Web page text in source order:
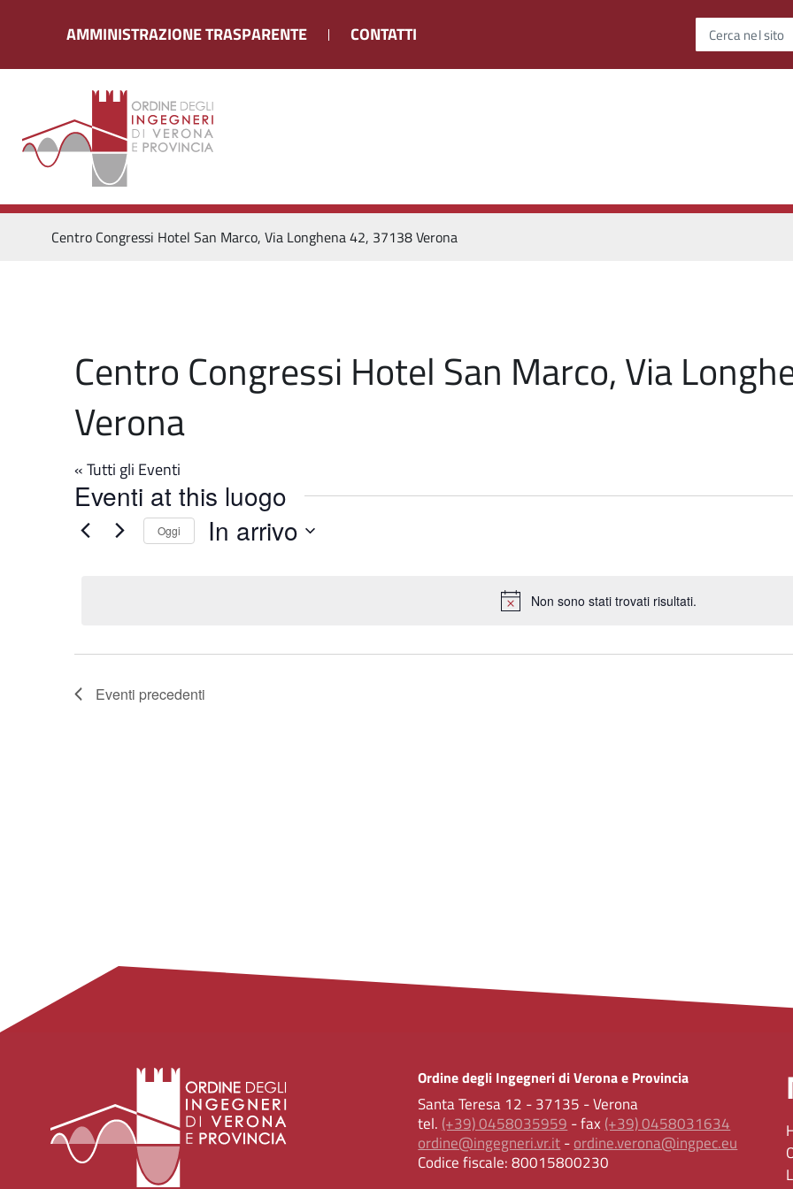
AMMINISTRAZIONE TRASPARENTE CONTATTI Cerca nel sito
Centro Congressi Hotel San Marco, Via Longhena 42, 37138 Verona
Centro Congressi Hotel San Marco, Via
Verona
« Tutti gli Eventi
Eventi at this luogo
Notice
Non sono stati trovati risultati.
Oggi In arrivo
Eventi precedenti
Ordine degli Ingegneri di Verona e Provincia
Santa Teresa 12 - 37135 - Verona
tel. (+39) 0458035959 - fax (+39) 0458031634
ordine@ingegneri.vr.it-ordine.verona@ingpec.eu
Codice fiscale:80015800230